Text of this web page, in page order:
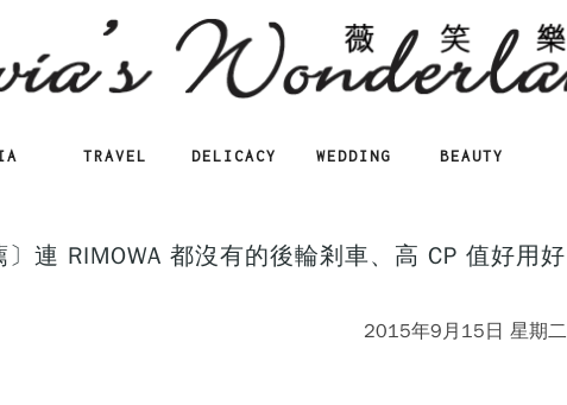
TRAVEL DELICACY WEDDING BEAUTY
〕連 RIMOWA 都沒有的後輪剎車、高 CP 值好用好
2015年9月15日 星期二